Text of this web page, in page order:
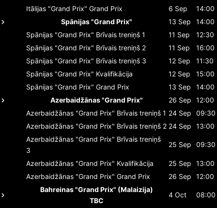
Itālijas "Grand Prix" Grand Prix 6 Sep
14:00
Spānijas "Grand Prix"
13 Sep
14:00
Spānijas "Grand Prix" Brīvais treniņš 1 11 Sep
12:30
Spānijas "Grand Prix" Brīvais treniņš 2 11 Sep
16:00
Spānijas "Grand Prix" Brīvais treniņš 3 12 Sep
11:30
Spānijas "Grand Prix" Kvalifikācija 12 Sep
15:00
Spānijas "Grand Prix" Grand Prix 13 Sep
14:00
Azerbaidžānas "Grand Prix"
26 Sep
12:00
Azerbaidžānas "Grand Prix" Brīvais treniņš 1 24 Sep
09:30
Azerbaidžānas "Grand Prix" Brīvais treniņš 2 24 Sep
13:00
Azerbaidžānas "Grand Prix" Brīvais treniņš
3
25 Sep 09:30
Azerbaidžānas "Grand Prix" Kvalifikācija 25 Sep
13:00
Azerbaidžānas "Grand Prix" Grand Prix 26 Sep
12:00
Bahreinas "Grand Prix" (Malaizija)
TBC
4 Oct 08:00